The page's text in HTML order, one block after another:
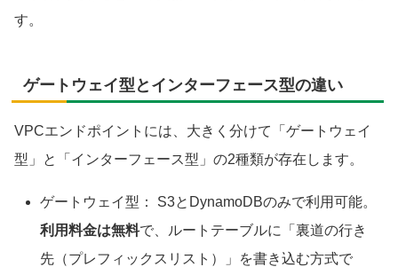
す。
ゲートウェイ型とインターフェース型の違い
VPCエンドポイントには、大きく分けて「ゲートウェイ
型」と「インターフェース型」の2種類が存在します。
ゲートウェイ型： S3とDynamoDBのみで利用可能。
利用料金は無料で、ルートテーブルに「裏道の行き
先（プレフィックスリスト）」を書き込む方式で